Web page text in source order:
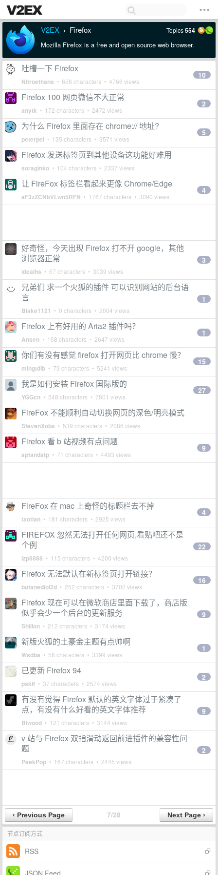
V2EX › Firefox Topics554
Mozilla Firefox is a free and open source web browser.
吐槽一下 Firefox
Nitroethane • 658 characters • 4766 views
10
Firefox 100 网页微信不大正常
anytk • 172 characters • 2472 views
2
为什么 Firefox 里面存在 chrome:// 地址?
peterpei • 135 characters • 3571 views
5
Firefox 发送标签页到其他设备这功能好难用
soraginko • 104 characters • 2337 views
让 FireFox 标签栏看起来更像 Chrome/Edge
aF3zZCNbVLwn5RFN • 1767 characters • 3090 views
4
好奇怪，今天出现 Firefox 打不开 google，其他
浏览器正常
idealhs • 67 characters • 3039 views
3
兄弟们 求一个火狐的插件 可以识别网站的后台语
言
Blake1121 • 0 characters • 2004 views
1
Firefox 上有好用的 Aria2 插件吗？
Ansen • 158 characters • 2647 views
1
你们有没有感觉 firefox 打开网页比 chrome 慢？
mingtdlb • 73 characters • 5241 views
15
我是如何安装 Firefox 国际版的
YGGcn • 548 characters • 7801 views
27
FireFox 不能顺利自动切换网页的深色/明亮模式
StevenXobs • 539 characters • 2086 views
Firefox 看 b 站视频有点问题
aptandatp • 71 characters • 4493 views
9
FireFox 在 mac 上奇怪的标题栏去不掉
taotian • 181 characters • 2925 views
4
FIREFOX 忽然无法打开任何网页,看贴吧还不是
个例
lzp8888 • 115 characters • 4200 views
22
Firefox 无法默认在新标签页打开链接？
butanediol2d • 252 characters • 3702 views
16
Firefox 现在可以在微软商店里面下载了，商店版
似乎会少一个后台的更新服务
Shilion • 212 characters • 3174 views
9
新版火狐的土豪金主题有点帅啊
Wsdba • 58 characters • 3399 views
1
已更新 Firefox 94
psklf • 37 characters • 2574 views
2
有没有觉得 Firefox 默认的英文字体过于紧凑了
点，有没有什么好看的英文字体推荐
Biwood • 121 characters • 3144 views
9
v 站与 Firefox 双指滑动返回前进插件的兼容性问
题
PeekPop • 167 characters • 2445 views
2
7/28
节点订阅方式
RSS
JSON Feed